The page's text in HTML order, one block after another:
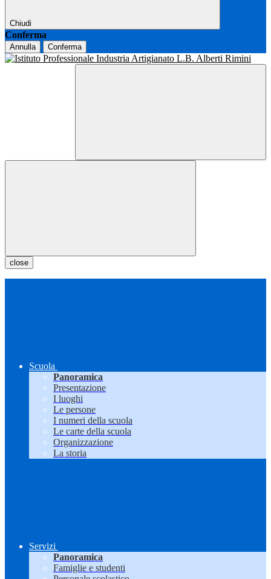
Chiudi
Conferma
Annulla Conferma
close
Scuola
Panoramica
Presentazione
I luoghi
Le persone
I numeri della scuola
Le carte della scuola
Organizzazione
La storia
Servizi
Panoramica
Famiglie e studenti